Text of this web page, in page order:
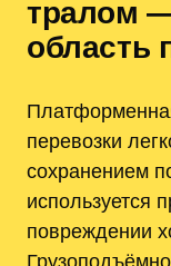
тралом
область
перевозки
сохранением
используется
повреждении